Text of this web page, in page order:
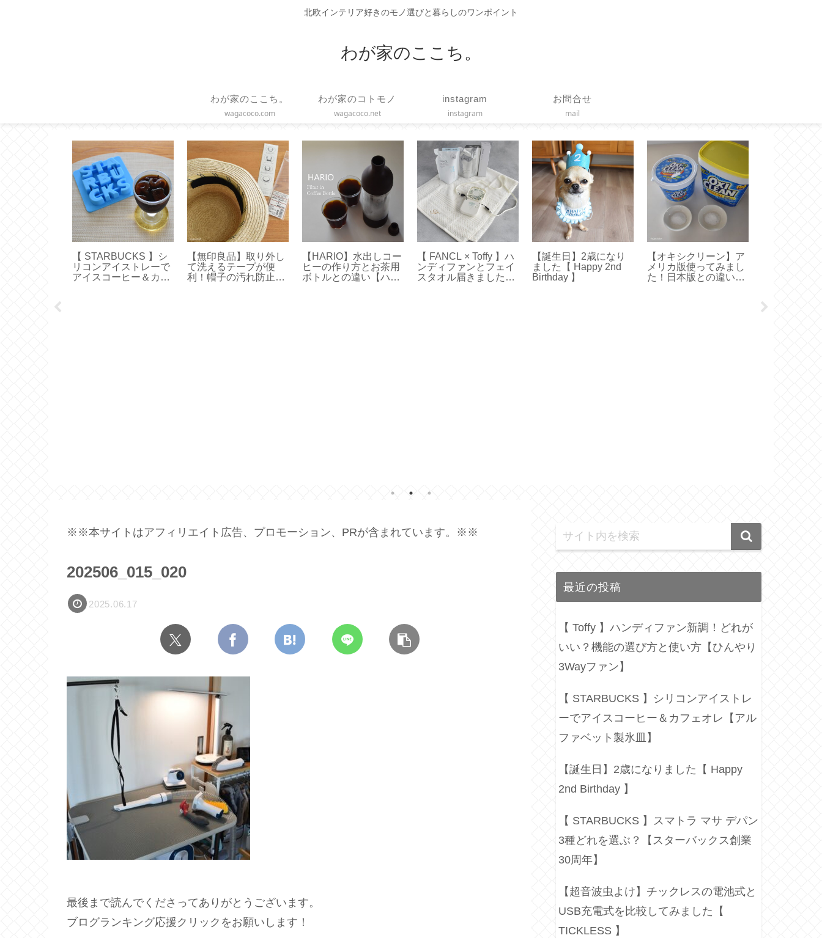
北欧インテリア好きのモノ選びと暮らしのワンポイント
わが家のここち。
わが家のここち。
wagacoco.com
わが家のコトモノ
wagacoco.net
instagram
instagram
お問合せ
mail
【 STARBUCKS 】シ
リコンアイストレーで
アイスコーヒー＆カフ
【無印良品】取り外し
て洗えるテープが便
利！帽子の汚れ防止テ
【HARIO】水出しコー
ヒーの作り方とお茶用
ボトルとの違い【ハリ
【 FANCL × Toffy 】ハ
ンディファンとフェイ
スタオル届きました
【誕生日】2歳になり
ました【 Happy 2nd
Birthday 】
【オキシクリーン】ア
メリカ版使ってみまし
た！日本版との違い
※※本サイトはアフィリエイト広告、プロモーション、PRが含まれています。※※
202506_015_020
2025.06.17
最後まで読んでくださってありがとうございます。
ブログランキング応援クリックをお願いします！
最近の投稿
【 Toffy 】ハンディファン新調！どれが
いい？機能の選び方と使い方【ひんやり
3Wayファン】
【 STARBUCKS 】シリコンアイストレ
ーでアイスコーヒー＆カフェオレ【アル
ファベット製氷皿】
【誕生日】2歳になりました【 Happy
2nd Birthday 】
【 STARBUCKS 】スマトラ マサ デパン
3種どれを選ぶ？【スターバックス創業
30周年】
【超音波虫よけ】チックレスの電池式と
USB充電式を比較してみました【
TICKLESS 】